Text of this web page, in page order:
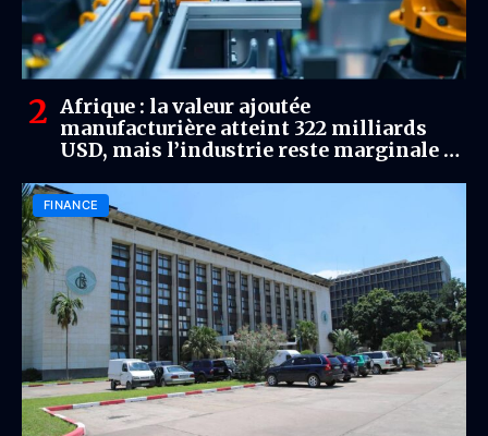
Afrique : la valeur ajoutée
manufacturière atteint 322 milliards
USD, mais l’industrie reste marginale à
FINANCE